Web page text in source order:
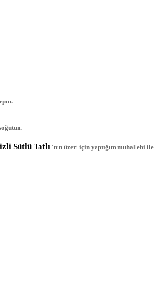
Sütlü Tatlı 'nın üzeri için yaptığım muhallebi ile